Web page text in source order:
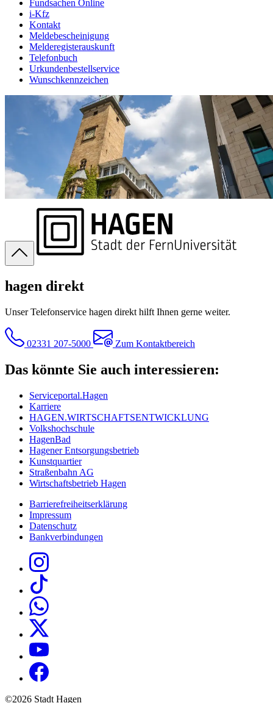
Fundsachen Online
i-Kfz
Kontakt
Meldebescheinigung
Melderegisterauskunft
Telefonbuch
Urkundenbestellservice
Wunschkennzeichen
hagen direkt
Unser Telefonservice hagen direkt hilft Ihnen gerne weiter.
02331 207-5000 Zum Kontaktbereich
Das könnte Sie auch interessieren:
Serviceportal.Hagen
Karriere
HAGEN.WIRTSCHAFTSENTWICKLUNG
Volkshochschule
HagenBad
Hagener Entsorgungsbetrieb
Kunstquartier
Straßenbahn AG
Wirtschaftsbetrieb Hagen
Barrierefreiheitserklärung
Impressum
Datenschutz
Bankverbindungen
©2026 Stadt Hagen